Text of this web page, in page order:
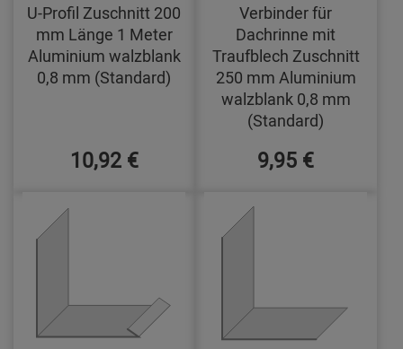
U-Profil Zuschnitt 200
mm Länge 1 Meter
Aluminium walzblank
0,8 mm (Standard)
10,92 €
Verbinder für
Dachrinne mit
Traufblech Zuschnitt
250 mm Aluminium
walzblank 0,8 mm
(Standard)
9,95 €